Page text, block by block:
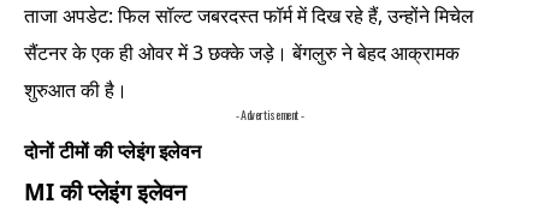
ताजा अपडेट: फिल सॉल्ट जबरदस्त फॉर्म में दिख रहे हैं, उन्होंने मिचेल
सैंटनर के एक ही ओवर में 3 छक्के जड़े। बेंगलुरु ने बेहद आक्रामक
शुरुआत की है।
- Advertisement -
दोनों टीमों की प्लेइंग इलेवन
MI की प्लेइंग इलेवन